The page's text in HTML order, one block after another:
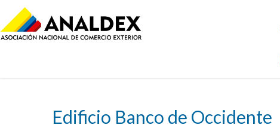
Edificio Banco de Occidente